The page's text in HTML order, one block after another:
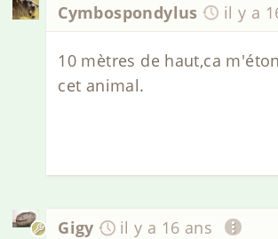
Cymbospondylus il y a
10 mètres de haut,ca
cet animal.
Gigy il y a 16 ans